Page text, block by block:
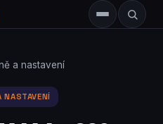
a nastavení
NASTAVENÍ